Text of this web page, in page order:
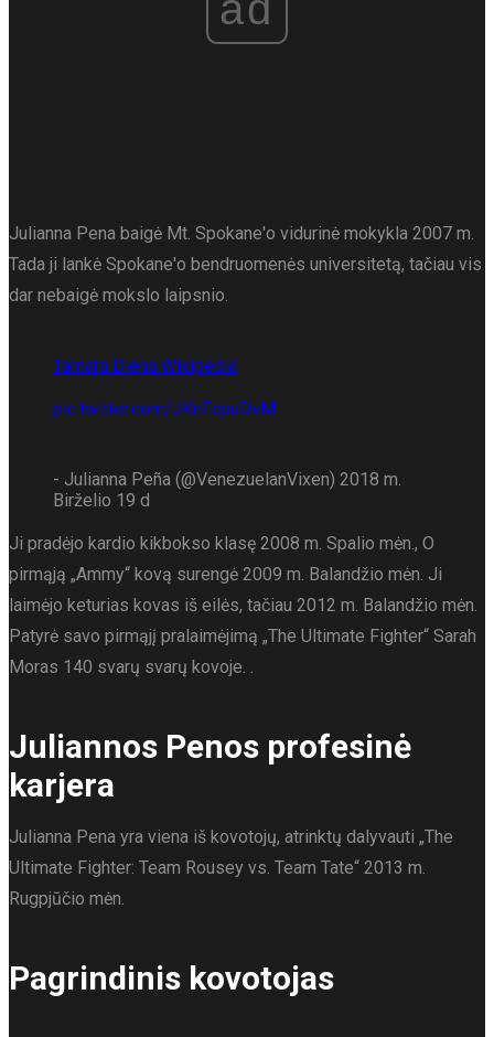
Julianna Pena baigė Mt. Spokane'o vidurinė mokykla 2007 m.
Tada ji lankė Spokane'o bendruomenės universitetą, tačiau vis
dar nebaigė mokslo laipsnio.
Tamara Diena Wikipedia
pic.twitter.com/JKnEcpuDvM
- Julianna Peña (@VenezuelanVixen) 2018 m.
Birželio 19 d
Ji pradėjo kardio kikbokso klasę 2008 m. Spalio mėn., O
pirmąją „Ammy“ kovą surengė 2009 m. Balandžio mėn. Ji
laimėjo keturias kovas iš eilės, tačiau 2012 m. Balandžio mėn.
Patyrė savo pirmąjį pralaimėjimą „The Ultimate Fighter“ Sarah
Moras 140 svarų svarų kovoje. .
Juliannos Penos profesinė
karjera
Julianna Pena yra viena iš kovotojų, atrinktų dalyvauti „The
Ultimate Fighter: Team Rousey vs. Team Tate“ 2013 m.
Rugpjūčio mėn.
Pagrindinis kovotojas